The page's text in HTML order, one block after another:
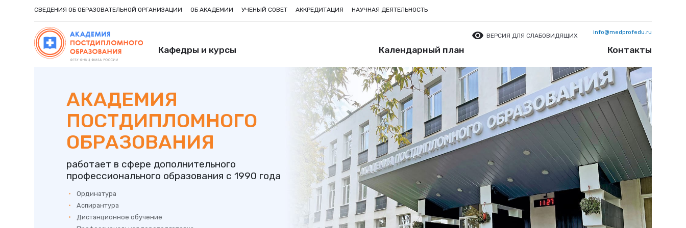
СВЕДЕНИЯ ОБ ОБРАЗОВАТЕЛЬНОЙ ОРГАНИЗАЦИИ ОБ АКАДЕМИИ УЧЕНЫЙ СОВЕТ АККРЕДИТАЦИЯ НАУЧНАЯ ДЕЯТЕЛЬНОСТЬ
ВЕРСИЯ ДЛЯ СЛАБОВИДЯЩИХ info@medprofedu.ru
Кафедры и курсы Календарный план Контакты
АКАДЕМИЯ
ПОСТДИПЛОМНОГО
ОБРАЗОВАНИЯ
работает в сфере дополнительного
профессионального образования с 1990 года
Ординатура
Аспирантура
Дистанционное обучение